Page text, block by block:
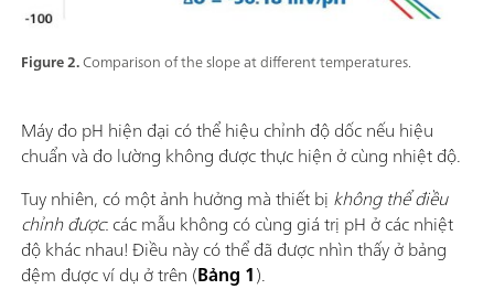
Figure 2.Comparison of the slope at different temperatures.
Máy đo pH hiện đại có thể hiệu chỉnh độ dốc nếu hiệu
chuẩn và đo lường không được thực hiện ở cùng nhiệt độ.
Tuy nhiên, có một ảnh hưởng mà thiết bị không thể điều
chỉnh được: các mẫu không có cùng giá trị pH ở các nhiệt
độ khác nhau! Điều này có thể đã được nhìn thấy ở bảng
đệm được ví dụ ở trên (Bảng 1).